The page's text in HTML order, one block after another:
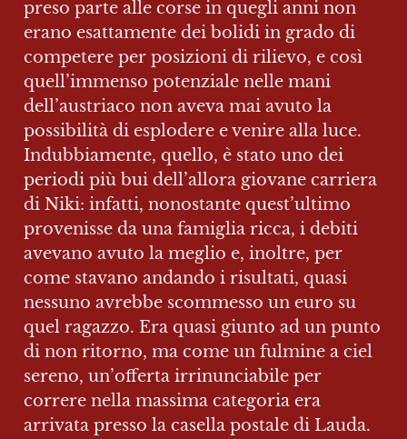
preso parte alle corse in quegli anni non
erano esattamente dei bolidi in grado di
competere per posizioni di rilievo, e così
quell’immenso potenziale nelle mani
dell’austriaco non aveva mai avuto la
possibilità di esplodere e venire alla luce.
Indubbiamente, quello, è stato uno dei
periodi più bui dell’allora giovane carriera
di Niki: infatti, nonostante quest’ultimo
provenisse da una famiglia ricca, i debiti
avevano avuto la meglio e, inoltre, per
come stavano andando i risultati, quasi
nessuno avrebbe scommesso un euro su
quel ragazzo. Era quasi giunto ad un punto
di non ritorno, ma come un fulmine a ciel
sereno, un’offerta irrinunciabile per
correre nella massima categoria era
arrivata presso la casella postale di Lauda.